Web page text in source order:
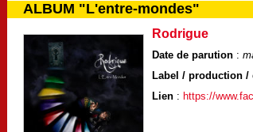
ALBUM "L'entre-mondes"
Rodrigue
Date de parution:
Label / production
Lien: https://